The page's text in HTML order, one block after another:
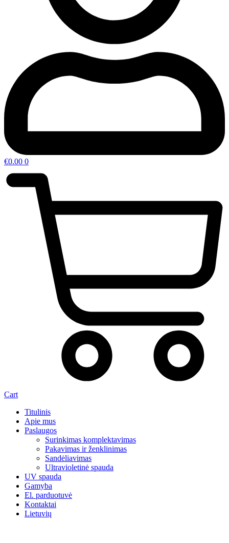
€0.00 0
Cart
Titulinis
Apie mus
Paslaugos
Surinkimas komplektavimas
Pakavimas ir ženklinimas
Sandėliavimas
Ultravioletinė spauda
UV spauda
Gamyba
El. parduotuvė
Kontaktai
Lietuvių